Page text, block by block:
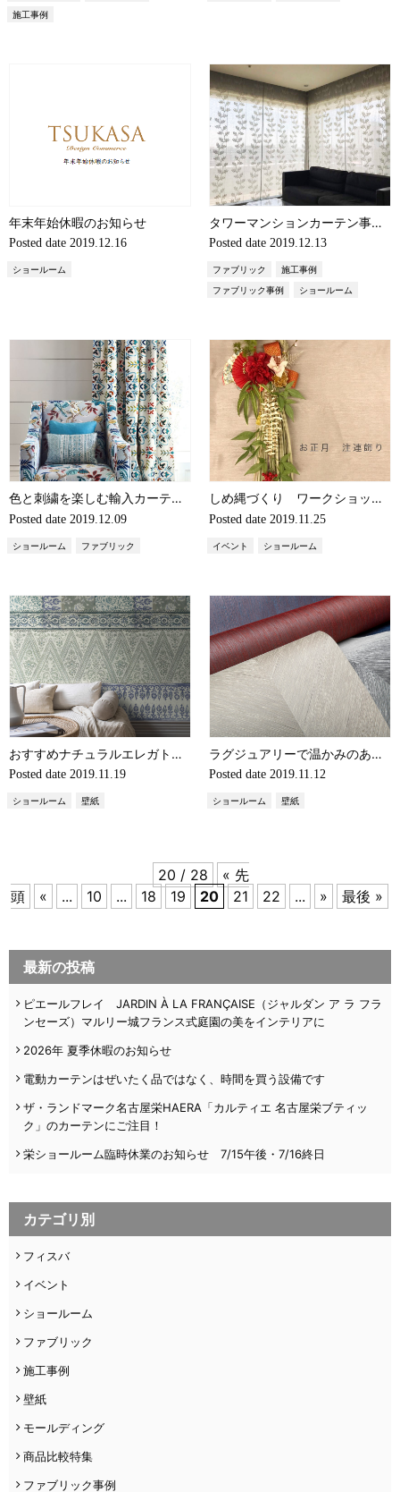
施工事例
年末年始休暇のお知らせ
Posted date 2019.12.16
ショールーム
タワーマンションカーテン事例 名古屋市T様邸（輸入オーダーカーテン・高級カーテン）
Posted date 2019.12.13
ファブリック
施工事例
ファブリック事例
ショールーム
色と刺繍を楽しむ輸入カーテン ジェーンチャーチル「INDIRA」（輸入ファブリック・輸入カーテン）
Posted date 2019.12.09
ショールーム ファブリック
しめ縄づくり ワークショップ開催します
Posted date 2019.11.25
イベント ショールーム
おすすめナチュラルエレガト北欧インテリア BORASTAPETER ORIENTAL DREAMS（輸入壁紙・壁紙選び）
Posted date 2019.11.19
ショールーム 壁紙
ラグジュアリーで温かみのあるテキスタイル壁装材 omexco PORTFOLIO （輸入壁紙・上質インテリア）
Posted date 2019.11.12
ショールーム 壁紙
20 / 28
« 先
頭
« ... 10 ... 18 19 20 21 22 ... » 最後 »
最新の投稿
ピエールフレイ JARDIN À LA FRANÇAISE（ジャルダン ア ラ フラ
ンセーズ）マルリー城フランス式庭園の美をインテリアに
2026年 夏季休暇のお知らせ
電動カーテンはぜいたく品ではなく、時間を買う設備です
ザ・ランドマーク名古屋栄HAERA「カルティエ 名古屋栄ブティッ
ク」のカーテンにご注目！
栄ショールーム臨時休業のお知らせ 7/15午後・7/16終日
カテゴリ別
フィスバ
イベント
ショールーム
ファブリック
施工事例
壁紙
モールディング
商品比較特集
ファブリック事例